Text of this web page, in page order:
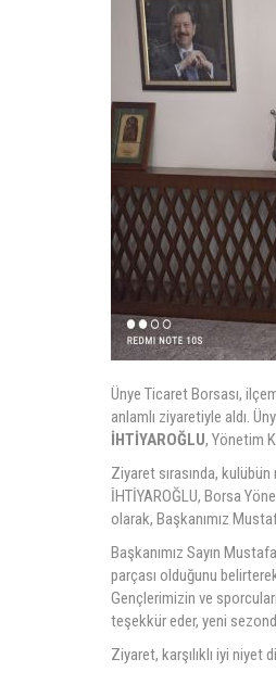
Ünye Ticaret Borsası,
anlamlı ziyaretiyle aldı.
İHTİYAROĞLU, Yönetim
Ziyaret sırasında,
İHTİYAROĞLU, Borsa
olarak, Başkanımız
Başkanımız Sayın
parçası olduğunu
Gençlerimizin ve
teşekkür eder, yeni
Ziyaret, karşılıklı iyi niyet